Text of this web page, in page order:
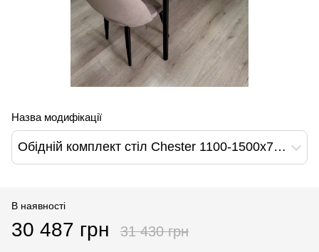
Назва модифікації
Обідній комплект стіл Chester 1100-1500х700 Чорний + 4 стільця Моко на чорних ніжках
В наявності
30 487 грн 31 430 грн